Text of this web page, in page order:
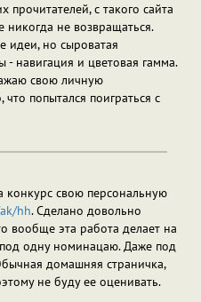
прочитателей, с такого сайта
не возвращаться.
идеи, но сыроватая
навигация и цветовая гамма.
свою личную
попытался поиграться с
конкурс свою персональную
hh. Сделано довольно
вообще эта работа делает на
одну номинацаю. Даже под
домашняя страничка,
не буду ее оценивать.